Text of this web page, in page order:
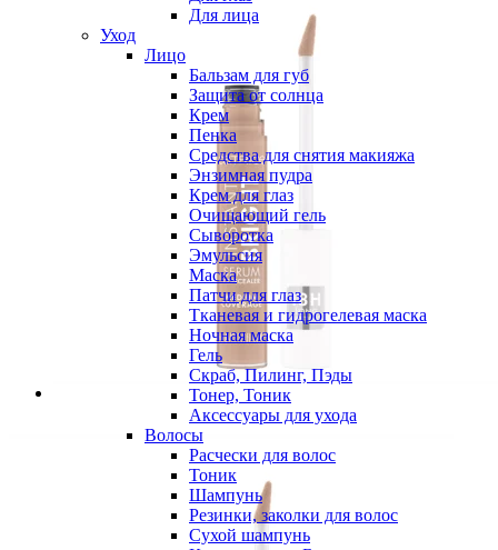
Для лица
Уход
Лицо
Бальзам для губ
Защита от солнца
Крем
Пенка
Средства для снятия макияжа
Энзимная пудра
Крем для глаз
Очищающий гель
Сыворотка
Эмульсия
Маска
Патчи для глаз
Тканевая и гидрогелевая маска
Ночная маска
Гель
Скраб, Пилинг, Пэды
Тонер, Тоник
Аксессуары для ухода
Волосы
Расчески для волос
Тоник
Шампунь
Резинки, заколки для волос
Сухой шампунь